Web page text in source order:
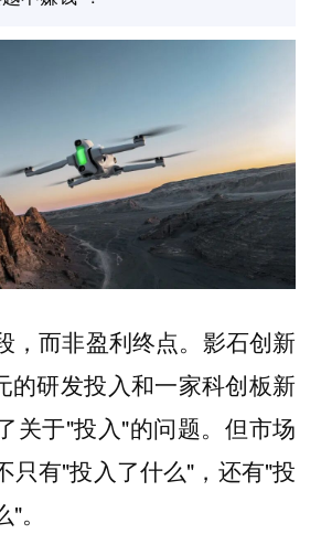
，而非盈利终点。影石创新
的研发投入和一家科创板新
关于"投入"的问题。但市场
只有"投入了什么"，还有"投
。